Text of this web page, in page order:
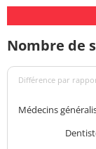
Nombre de
Différence par
Médecins